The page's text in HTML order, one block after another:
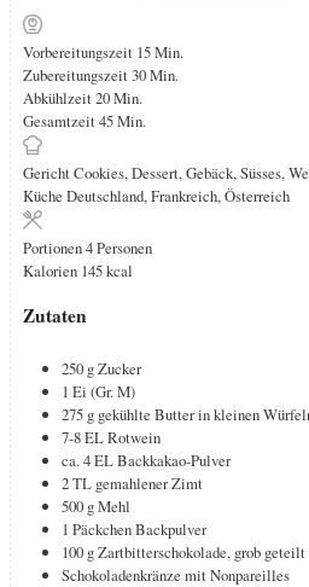
Vorbereitungszeit 15Minuten
Min.
Zubereitungszeit30Minuten
Min.
Abkühlzeit20Minuten
Min.
Gesamtzeit45Minuten
Min.
GerichtCookies, Dessert, Gebäck, Süsses,
Küche Deutschland, Frankreich, Österreich
Portionen4Personen
Kalorien 145kcal
Zutaten
250 gZucker
1 Ei (Gr. M)
275 g gekühlte Butter in kleinen
7-8ELRotwein
ca. 4ELBackkakao-Pulver
2TL gemahlener Zimt
500 gMehl
1 PäckchenBackpulver
100 gZartbitterschokolade, grob geteilt
Schokoladenkränze mit Nonpareilles